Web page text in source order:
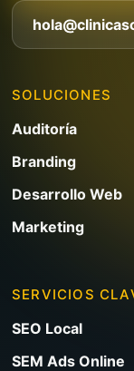
SOLUCIONES
Auditoría
Branding
Desarrollo Web
Marketing
SERVICIOS
SEO Local
SEM Ads Online